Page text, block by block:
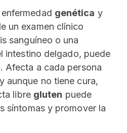
genética y
un examen clínico
sanguíneo o una
intestino delgado, puede
Afecta a cada persona
aunque no tiene cura,
libre gluten puede
síntomas y promover la